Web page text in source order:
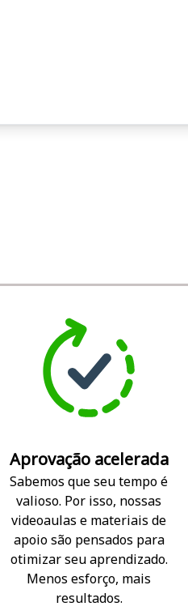
Aprovação acelerada
Sabemos que seu tempo é
valioso. Por isso, nossas
videoaulas e materiais de
apoio são pensados para
otimizar seu aprendizado.
Menos esforço, mais
resultados.